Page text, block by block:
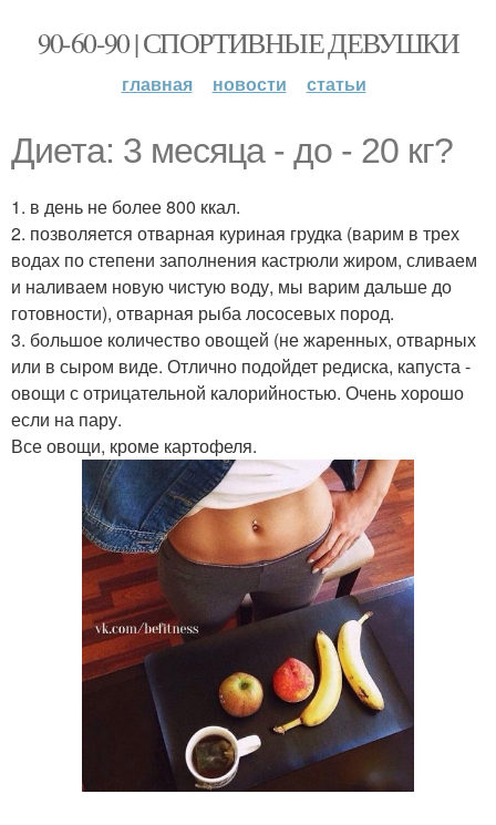
90-60-90 | СПОРТИВНЫЕ ДЕВУШКИ
главная новости статьи
Диета: 3 месяца - до - 20 кг?
1. в день не более 800 ккал.
2. позволяется отварная куриная грудка (варим в трех
водах по степени заполнения кастрюли жиром, сливаем
и наливаем новую чистую воду, мы варим дальше до
готовности), отварная рыба лососевых пород.
3. большое количество овощей (не жаренных, отварных
или в сыром виде. Отлично подойдет редиска, капуста -
овощи с отрицательной калорийностью. Очень хорошо
если на пару.
Все овощи, кроме картофеля.